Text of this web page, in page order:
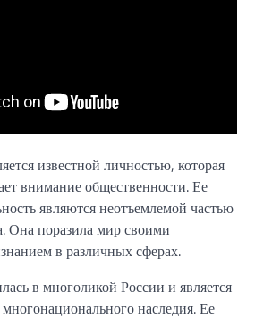
известной личностью, которая
внимание общественности. Ее
являются неотъемлемой частью
Она поразила мир своими
в различных сферах.
в многоликой России и является
наследия. Ее